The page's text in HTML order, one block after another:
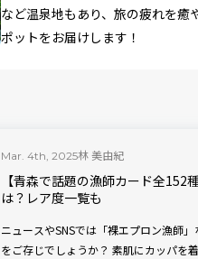
など温泉地もあり、旅の疲れを
ポットをお届けします！
Mar. 4th, 2025林 美由紀
【青森で話題の漁師カード全
は？レア度一覧も
ニュースやSNSでは「裸エプロン漁師
をご存じでしょうか？ 素肌にカッパを